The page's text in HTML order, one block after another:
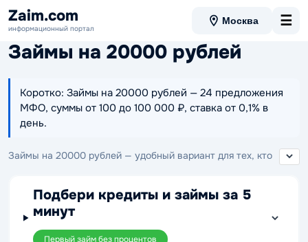
Zaim.com
информационный портал
Москва ☰
Займы на 20000 рублей
Коротко: Займы на 20000 рублей — 24 предложения
МФО, суммы от 100 до 100 000 ₽, ставка от 0,1% в
день.
Займы на 20000 рублей — удобный вариант для тех, кто
20000 рублей, где можно подобрать подходящее решение с
комфортным сроком погашения и удобным порядком
получения.
Подбери кредиты и займы за 5
минут
Первый займ без процентов